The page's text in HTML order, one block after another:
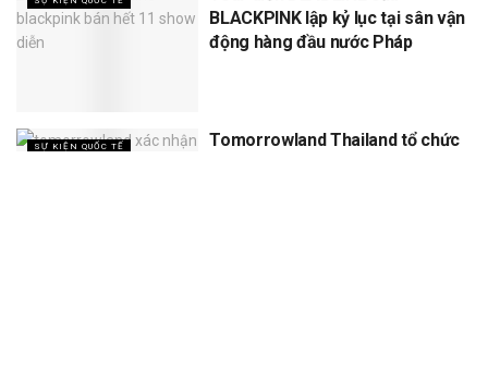
BLACKPINK lập kỷ lục tại sân vận
động hàng đầu nước Pháp
SỰ KIỆN QUỐC TẾ
Tomorrowland Thailand tổ chức